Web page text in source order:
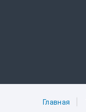
Главная